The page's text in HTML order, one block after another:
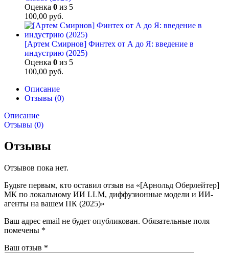
Оценка 0 из 5
100,00 руб.
[Артем Смирнов] Финтех от А до Я: введение в
индустрию (2025)
Оценка 0 из 5
100,00 руб.
Описание
Отзывы (0)
Описание
Отзывы (0)
Отзывы
Отзывов пока нет.
Будьте первым, кто оставил отзыв на «[Арнольд Оберлейтер]
МК по локальному ИИ LLM, диффузионные модели и ИИ-
агенты на вашем ПК (2025)»
Ваш адрес email не будет опубликован. Обязательные поля
помечены *
Ваш отзыв *